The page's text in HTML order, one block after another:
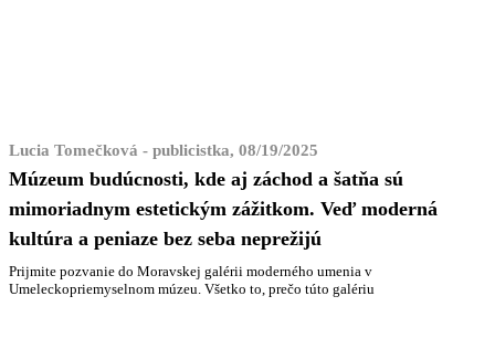
Lucia Tomečková - publicistka, 08/19/2025
Múzeum budúcnosti, kde aj záchod a šatňa sú
mimoriadnym estetickým zážitkom. Veď moderná
kultúra a peniaze bez seba neprežijú
Prijmite pozvanie do Moravskej galérii moderného umenia v
Umeleckopriemyselnom múzeu. Všetko to, prečo túto galériu